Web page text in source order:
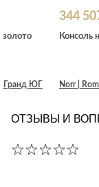
золото
Гранд ЮГ
344
Консоль
Norr |
ОТЗЫВЫ И